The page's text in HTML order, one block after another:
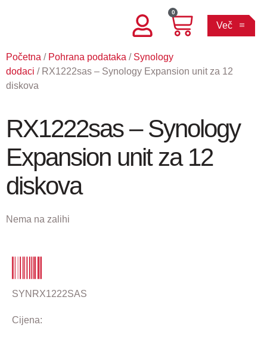
0
Več
Početna / Pohrana podataka / Synology
dodaci / RX1222sas – Synology Expansion unit za 12
diskova
RX1222sas – Synology
Expansion unit za 12
diskova
Nema na zalihi
SYNRX1222SAS
Cijena: